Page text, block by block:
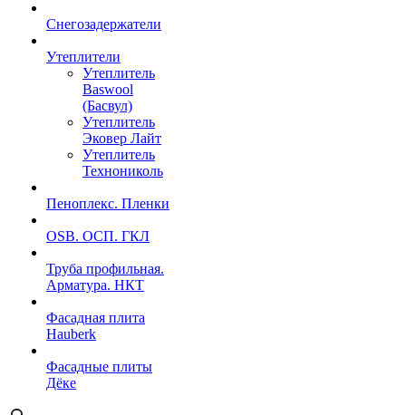
Снегозадержатели
Утеплители
Утеплитель
Baswool
(Басвул)
Утеплитель
Эковер Лайт
Утеплитель
Технониколь
Пеноплекс. Пленки
OSB. ОСП. ГКЛ
Труба профильная.
Арматура. НКТ
Фасадная плита
Hauberk
Фасадные плиты
Дёке